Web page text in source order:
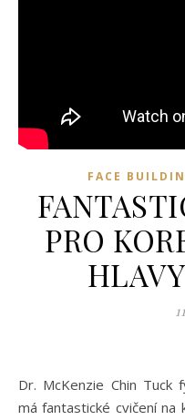
FACE
PRO
Dr. McKenzie Chin Tuck
má fantastické cvičení